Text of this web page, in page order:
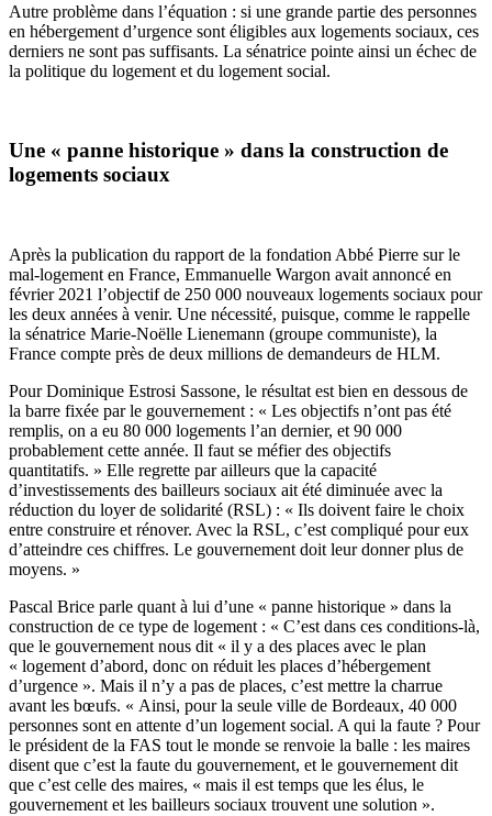
Autre problème dans l’équation : si une grande partie des personnes
en hébergement d’urgence sont éligibles aux logements sociaux, ces
derniers ne sont pas suffisants. La sénatrice pointe ainsi un échec de
la politique du logement et du logement social.
Une « panne historique » dans la construction de
logements sociaux
Après la publication du rapport de la fondation Abbé Pierre sur le
mal-logement en France, Emmanuelle Wargon avait annoncé en
février 2021 l’objectif de 250 000 nouveaux logements sociaux pour
les deux années à venir. Une nécessité, puisque, comme le rappelle
la sénatrice Marie-Noëlle Lienemann (groupe communiste), la
France compte près de deux millions de demandeurs de HLM.
Pour Dominique Estrosi Sassone, le résultat est bien en dessous de
la barre fixée par le gouvernement : « Les objectifs n’ont pas été
remplis, on a eu 80 000 logements l’an dernier, et 90 000
probablement cette année. Il faut se méfier des objectifs
quantitatifs. » Elle regrette par ailleurs que la capacité
d’investissements des bailleurs sociaux ait été diminuée avec la
réduction du loyer de solidarité (RSL) : « Ils doivent faire le choix
entre construire et rénover. Avec la RSL, c’est compliqué pour eux
d’atteindre ces chiffres. Le gouvernement doit leur donner plus de
moyens. »
Pascal Brice parle quant à lui d’une « panne historique » dans la
construction de ce type de logement : « C’est dans ces conditions-là,
que le gouvernement nous dit « il y a des places avec le plan
« logement d’abord, donc on réduit les places d’hébergement
d’urgence ». Mais il n’y a pas de places, c’est mettre la charrue
avant les bœufs. « Ainsi, pour la seule ville de Bordeaux, 40 000
personnes sont en attente d’un logement social. A qui la faute ? Pour
le président de la FAS tout le monde se renvoie la balle : les maires
disent que c’est la faute du gouvernement, et le gouvernement dit
que c’est celle des maires, « mais il est temps que les élus, le
gouvernement et les bailleurs sociaux trouvent une solution ».